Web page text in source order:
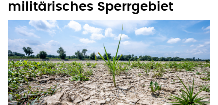
militärisches Sperrgebiet